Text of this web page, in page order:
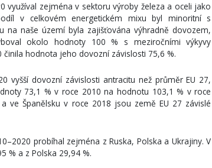
využíval zejména v sektoru výroby železa a oceli jako
v celkovém energetickém mixu byl minoritní s
na naše území byla zajišťována výhradně dovozem,
okolo hodnoty 100 % s meziročními výkyvy
hodnota jeho dovozní závislosti 75,6 %.
vyšší dovozní závislosti antracitu než průměr EU 27,
73,1 % v roce 2010 na hodnotu 103,1 % v roce
ve Španělsku v roce 2018 jsou země EU 27 závislé
probíhal zejména z Ruska, Polska a Ukrajiny. V
% a z Polska 29,94 %.